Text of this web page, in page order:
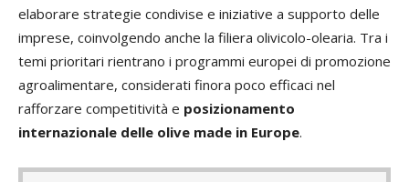
elaborare strategie condivise e iniziative a supporto delle
imprese, coinvolgendo anche la filiera olivicolo-olearia. Tra i
temi prioritari rientrano i programmi europei di promozione
agroalimentare, considerati finora poco efficaci nel
rafforzare competitività e posizionamento
internazionale delle olive made in Europe.